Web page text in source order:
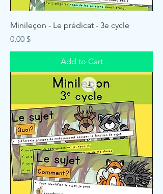
Minileçon - Le prédicat - 3e cycle
Price
0,00 $
Add to Cart